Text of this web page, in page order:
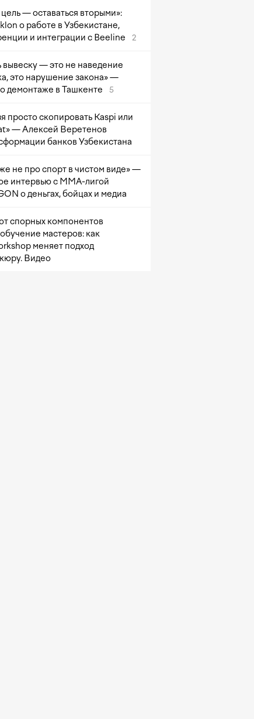
— оставаться вторыми»:
о работе в Узбекистане,
и интеграции с Beeline
2
вывеску — это не наведение
это нарушение закона» —
демонтаже в Ташкенте
5
просто скопировать Kaspi или
— Алексей Веретенов
банков Узбекистана
не про спорт в чистом виде» —
интервью с ММА-лигой
о деньгах, бойцах и медиа
спорных компонентов
мастеров: как
меняет подход
Видео